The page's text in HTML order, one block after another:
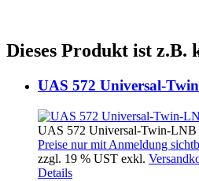
Dieses Produkt ist z.B.
UAS 572 Universal-
UAS 572 Universal-Twin-LNB
Preise nur mit Anmeldung
zzgl. 19 % UST exkl.
Details